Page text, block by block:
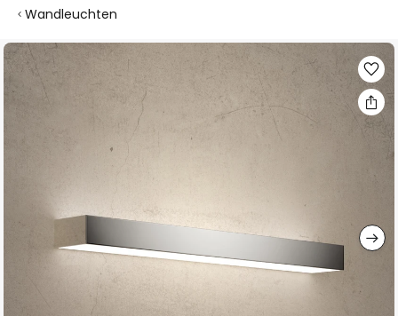
Wandleuchten
Zum
Ende
der
springen